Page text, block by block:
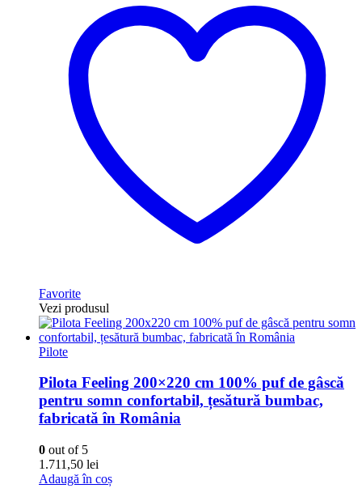
Favorite
Vezi produsul
Pilote
Pilota Feeling 200×220 cm 100% puf de gâscă
pentru somn confortabil, țesătură bumbac,
fabricată în România
0 out of 5
1.711,50 lei
Adaugă în coș